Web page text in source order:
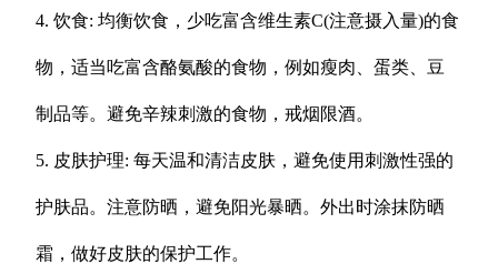
4. 饮食: 均衡饮食，少吃富含维生素C(注意摄入量)的食
物，适当吃富含酪氨酸的食物，例如瘦肉、蛋类、豆
制品等。避免辛辣刺激的食物，戒烟限酒。
5. 皮肤护理: 每天温和清洁皮肤，避免使用刺激性强的
护肤品。注意防晒，避免阳光暴晒。外出时涂抹防晒
霜，做好皮肤的保护工作。